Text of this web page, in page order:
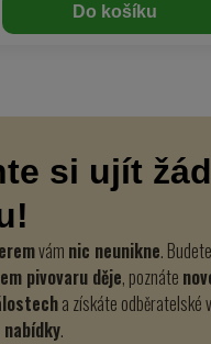
Do košíku
si ujít
vám nic neunikne.
pivovaru děje, poznáte
a získáte odběratelské
.